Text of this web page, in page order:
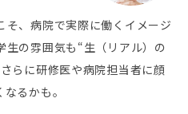
病院 病院詳細
旭中央病院 病院詳細
そ、病院で実際に働くイメージ
の雰囲気も“生（リアル）の
らに研修医や病院担当者に顔
るかも。